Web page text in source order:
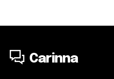
Carinna